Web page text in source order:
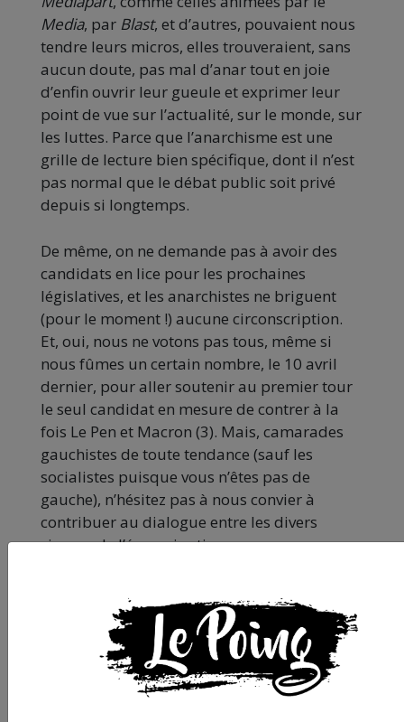
Media, par Blast, et d’autres, pouvaient nous
tendre leurs micros, elles trouveraient, sans
aucun doute, pas mal d’anar tout en joie
d’enfin ouvrir leur gueule et exprimer leur
point de vue sur l’actualité, sur le monde, sur
les luttes. Parce que l’anarchisme est une
grille de lecture bien spécifique, dont il n’est
pas normal que le débat public soit privé
depuis si longtemps.
De même, on ne demande pas à avoir des
candidats en lice pour les prochaines
législatives, et les anarchistes ne briguent
(pour le moment !) aucune circonscription.
Et, oui, nous ne votons pas tous, même si
nous fûmes un certain nombre, le 10 avril
dernier, pour aller soutenir au premier tour
le seul candidat en mesure de contrer à la
fois Le Pen et Macron (3). Mais, camarades
gauchistes de toute tendance (sauf les
socialistes puisque vous n’êtes pas de
gauche), n’hésitez pas à nous convier à
contribuer au dialogue entre les divers
visages de l’émancipation : vous verrez, nous
pour participer aux prochaines élections
municipales, notamment dans la partie
démocratie directe et écologie sociale.
Alors, chiche ? On discute ?